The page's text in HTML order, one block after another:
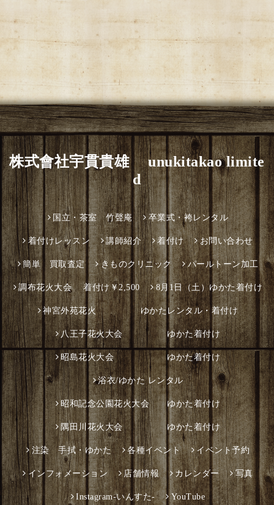
株式會社宇貫貴雄 unukitakao limite
d
国立・茶室 竹聲庵 卒業式・袴レンタル
着付けレッスン 講師紹介 着付け お問い合わせ
簡単 買取査定 きものクリニック パールトーン加工
調布花火大会 着付け￥2,500 8月1日（土）ゆかた着付け
神宮外苑花火 ゆかたレンタル・着付け
八王子花火大会 ゆかた着付け
昭島花火大会 ゆかた着付け
浴衣/ゆかた レンタル
昭和記念公園花火大会 ゆかた着付け
隅田川花火大会 ゆかた着付け
注染 手拭・ゆかた 各種イベント イベント予約
インフォメーション 店舗情報 カレンダー 写真
Instagram-いんすた- YouTube